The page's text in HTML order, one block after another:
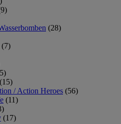
(28)
(7)
(15)
/ Action Heroes (56)
(11)
(17)